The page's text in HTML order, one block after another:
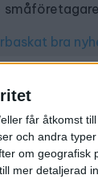
får åtkomst
och andra
om
mer detaljerad
bra